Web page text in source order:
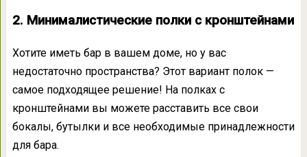
2. Минималистические полки с кронштейнами
Хотите иметь бар в вашем доме, но у вас
недостаточно пространства? Этот вариант полок —
самое подходящее решение! На полках с
кронштейнами вы можете расставить все свои
бокалы, бутылки и все необходимые принадлежности
для бара.